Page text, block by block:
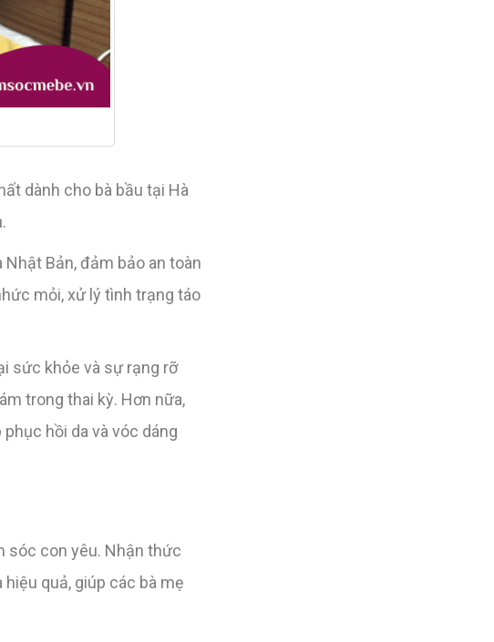
dành cho bà bầu tại Hà
Bản, đảm bảo an toàn
mỏi, xử lý tình trạng táo
sức khỏe và sự rạng rỡ
trong thai kỳ. Hơn nữa,
hồi da và vóc dáng
sóc con yêu. Nhận thức
quả, giúp các bà mẹ